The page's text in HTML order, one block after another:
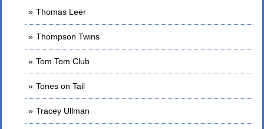
Thomas Leer
Thompson Twins
Tom Tom Club
Tones on Tail
Tracey Ullman